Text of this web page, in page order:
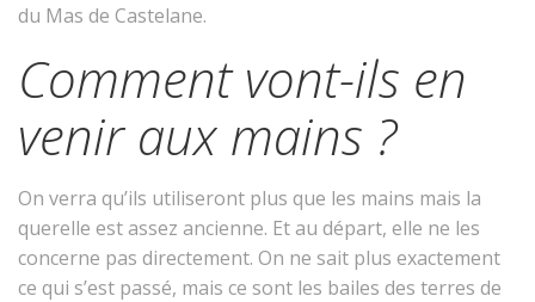
du Mas de Castelane.
Comment vont-ils en
venir aux mains ?
On verra qu’ils utiliseront plus que les mains mais la
querelle est assez ancienne. Et au départ, elle ne les
concerne pas directement. On ne sait plus exactement
ce qui s’est passé, mais ce sont les bailes des terres de